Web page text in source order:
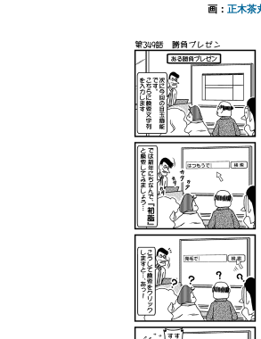
画： 正木茶